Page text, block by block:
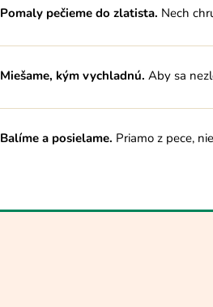
Pomaly pečieme do zlatista. Nech
Miešame, kým vychladnú. Aby sa
Balíme a posielame. Priamo z pece,